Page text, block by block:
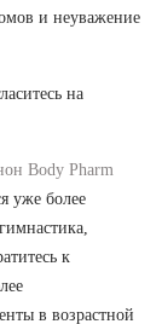
и неуважение
на
Body Pharm
уже более
к
в возрастной